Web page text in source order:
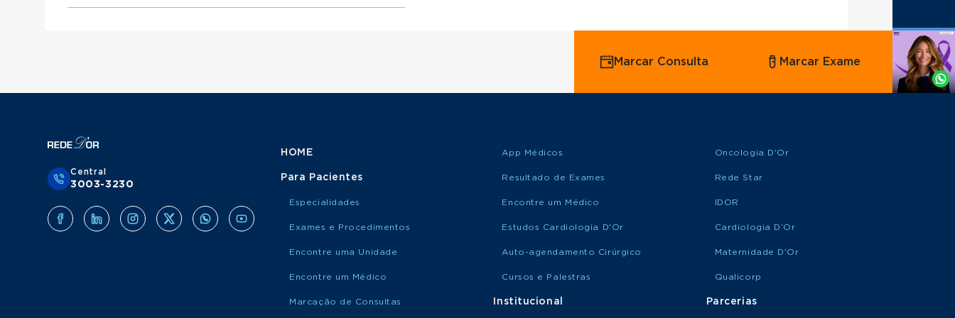
Urologista atende Porto Saúde
Agende
Whatsapp
Marcar Consulta Marcar Exame
Central
3003-3230
HOME
Para Pacientes
Especialidades
Exames e Procedimentos
Encontre uma Unidade
Encontre um Médico
Marcação de Consultas
App Médicos
Resultado de Exames
Encontre um Médico
Estudos Cardiologia D'Or
Auto-agendamento Cirúrgico
Cursos e Palestras
Institucional
Oncologia D'Or
Rede Star
IDOR
Cardiologia D’Or
Maternidade D'Or
Qualicorp
Parcerias